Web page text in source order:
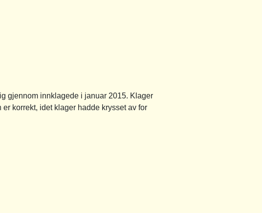
gjennom innklagede i januar 2015. Klager
korrekt, idet klager hadde krysset av for